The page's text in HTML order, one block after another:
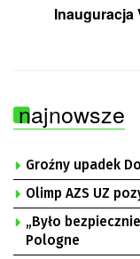
Inauguracja
najnowsze
Groźny upadek
Olimp AZS UZ
„Było
Pologne